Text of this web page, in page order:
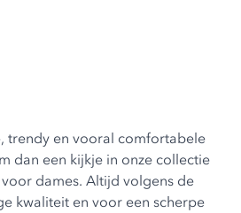
trendy en vooral comfortabele
dan een kijkje in onze collectie
dames. Altijd volgens de
kwaliteit en voor een scherpe